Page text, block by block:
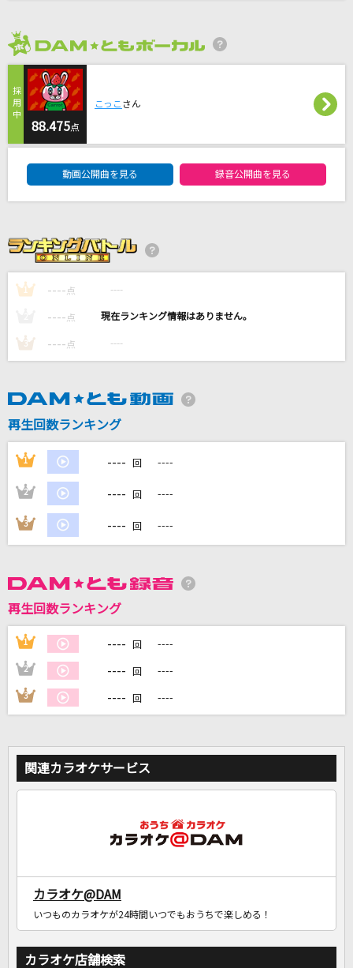
CLOUDY HEART
氷室京介
[生音]Lovers
sumika
Answer
幾田りら
Mr.Children
チラチLOVE
ビリ
角巻わため
出逢った頃のように
Every Little Thing
DAMに会員登録・ログインして
88.475点
こっこ さん
動画公開曲を見る 録音公開曲を見る
1 ---- 点 ----
---- 点 ----
3 ---- 点 ----
再生回数ランキング
1 ---- 回 ----
2 ---- 回 ----
3 ---- 回 ----
再生回数ランキング
1 ---- 回 ----
2 ---- 回 ----
3 ---- 回 ----
関連カラオケサービス
カラオケ@DAM
いつものカラオケが24時間いつでもおうちで楽しめる！
カラオケ店舗検索